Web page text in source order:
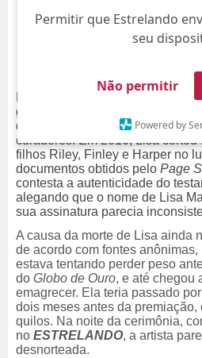
Permitir que Estrelando
seu
Não permitir
Powered by
TMZ
, a família
guerra pelos seguros de vida da
que até 2016,
Priscilla, mãe de
curadores. Em 2016, Lisa
filhos Riley, Finley e Harper no
documentos obtidos pelo Page
contesta a autenticidade do
alegando que o nome de Lisa
sua assinatura parecia
A causa da morte de Lisa ainda
de acordo com fontes anônimas,
estava tentando perder peso
do Globo de Ouro, e até chegou
emagrecer. Ela teria passado
dois meses antes da premiação,
quilos. Na noite da cerimônia,
no ESTRELANDO, a artista
desnorteada.